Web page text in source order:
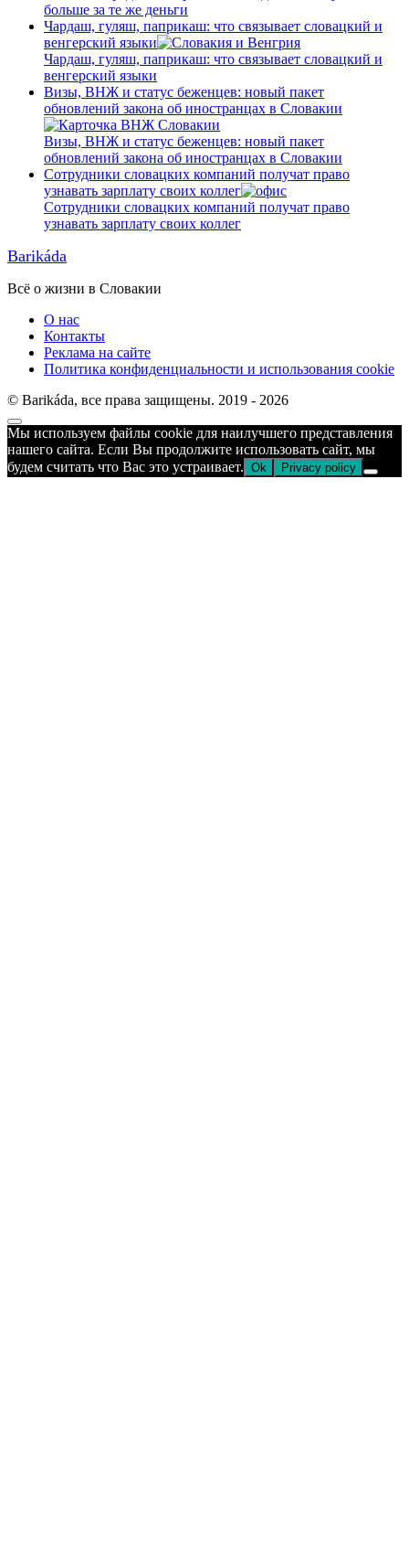
больше за те же деньги
Чардаш, гуляш, паприкаш: что связывает словацкий и
венгерский языки
Чардаш, гуляш, паприкаш: что связывает словацкий и
венгерский языки
Визы, ВНЖ и статус беженцев: новый пакет
обновлений закона об иностранцах в Словакии
Визы, ВНЖ и статус беженцев: новый пакет
обновлений закона об иностранцах в Словакии
Сотрудники словацких компаний получат право
узнавать зарплату своих коллег
Сотрудники словацких компаний получат право
узнавать зарплату своих коллег
Barikáda
Всё о жизни в Словакии
О нас
Контакты
Реклама на сайте
Политика конфиденциальности и использования cookie
© Barikáda, все права защищены. 2019 - 2026
Прокрутка
к
верху
Мы используем файлы cookie для наилучшего представления
нашего сайта. Если Вы продолжите использовать сайт, мы
будем считать что Вас это устраивает. Ok Privacy policy